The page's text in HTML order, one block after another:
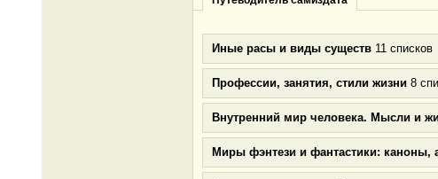
Иные расы и виды существ 11 списков
Профессии, занятия, стили жизни 8
Внутренний мир человека. Мысли и
Миры фэнтези и фантастики: